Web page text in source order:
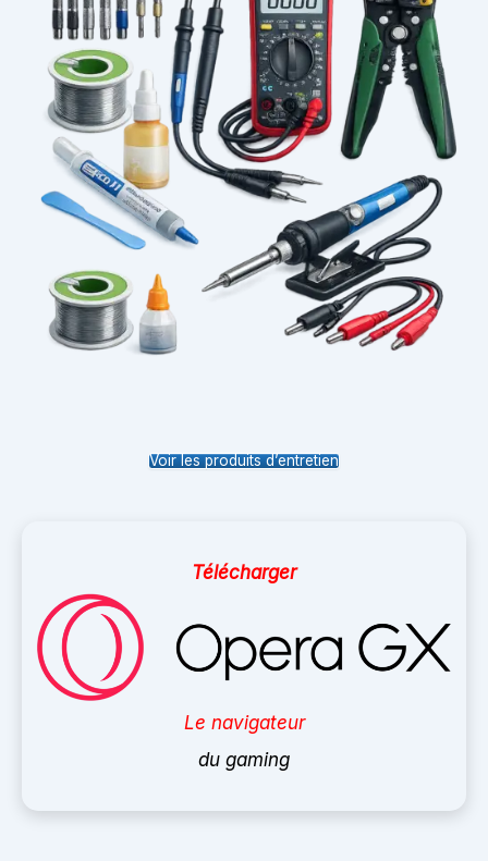
Voir les produits d’entretien
Télécharger
Le navigateur
du gaming